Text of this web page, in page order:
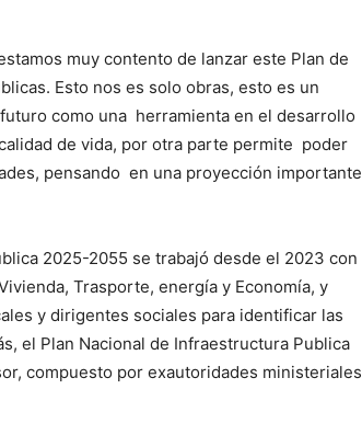
muy contento de lanzar este Plan de
Esto nos es solo obras, esto es un
como una herramienta en el desarrollo
de vida, por otra parte permite poder
pensando en una proyección importante
2025-2055 se trabajó desde el 2023 con
Trasporte, energía y Economía, y
y dirigentes sociales para identificar las
el Plan Nacional de Infraestructura Publica
compuesto por exautoridades ministeriales